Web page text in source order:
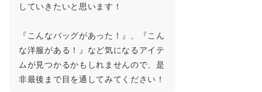
していきたいと思います！
『こんなバッグがあった！』、『こん
な洋服がある！』など気になるアイテ
ムが見つかるかもしれませんので、是
非最後まで目を通してみてください！